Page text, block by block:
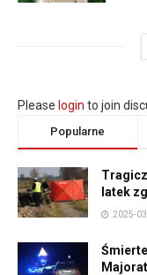
Please login to join
Popularne
latek
2025-